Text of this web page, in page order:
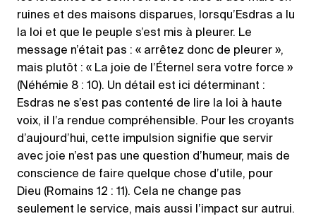
ruines et des maisons disparues, lorsqu’Esdras a lu
la loi et que le peuple s’est mis à pleurer. Le
message n’était pas : « arrêtez donc de pleurer »,
mais plutôt : « La joie de l’Éternel sera votre force »
(Néhémie 8 : 10). Un détail est ici déterminant :
Esdras ne s’est pas contenté de lire la loi à haute
voix, il l’a rendue compréhensible. Pour les croyants
d’aujourd’hui, cette impulsion signifie que servir
avec joie n’est pas une question d’humeur, mais de
conscience de faire quelque chose d’utile, pour
Dieu (Romains 12 : 11). Cela ne change pas
seulement le service, mais aussi l’impact sur autrui.